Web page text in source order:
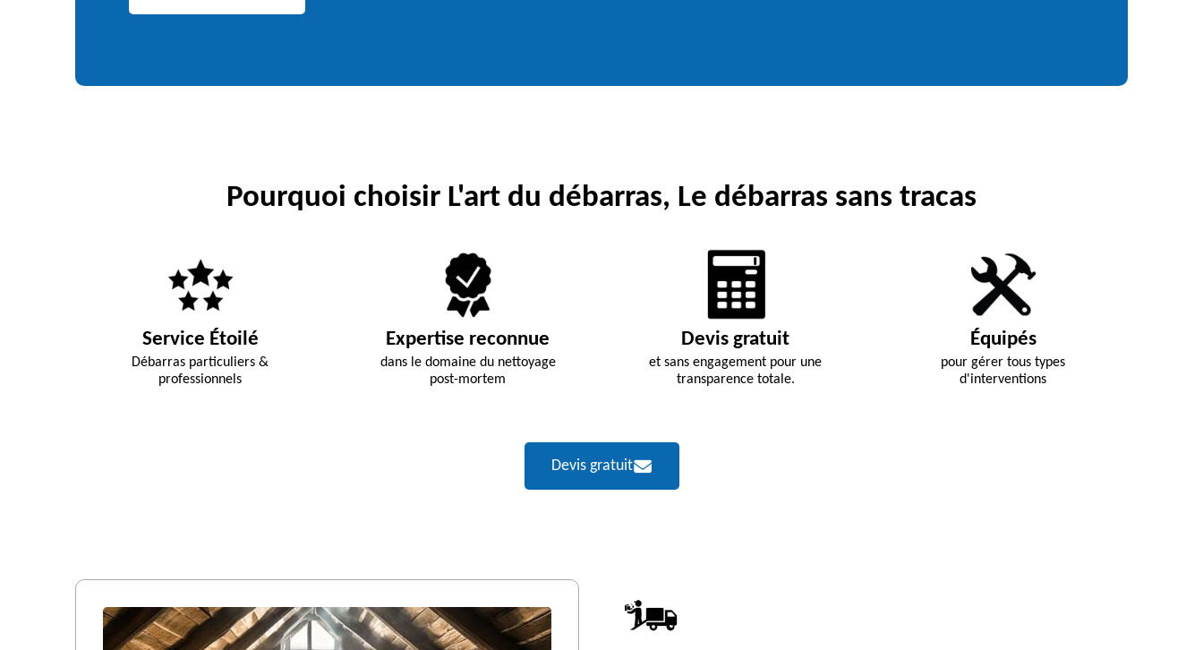
Pourquoi choisir L'art du débarras, Le débarras sans tracas
Service Étoilé
Débarras particuliers &
professionnels
Expertise reconnue
dans le domaine du nettoyage
post-mortem
Devis gratuit
et sans engagement pour une
transparence totale.
Équipés
pour gérer tous types
d'interventions
Devis gratuit